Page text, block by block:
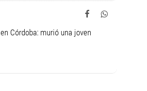
Córdoba: murió una joven